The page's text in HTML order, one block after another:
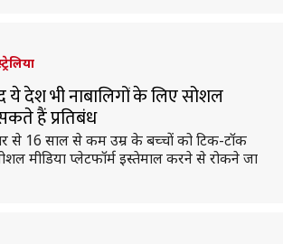
ये देश भी नाबालिगों के लिए सोशल
हैं प्रतिबंध
से 16 साल से कम उम्र के बच्चों को टिक-टॉक
मीडिया प्लेटफॉर्म इस्तेमाल करने से रोकने जा